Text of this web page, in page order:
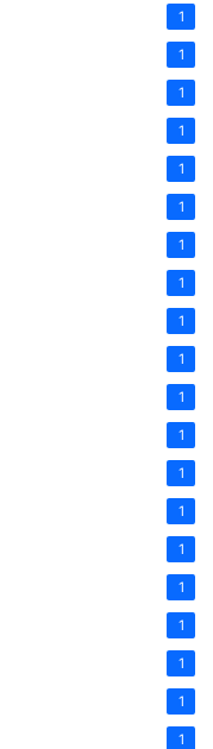
1
1
1
1
1
1
1
1
1
1
1
1
1
1
1
1
1
1
1
1